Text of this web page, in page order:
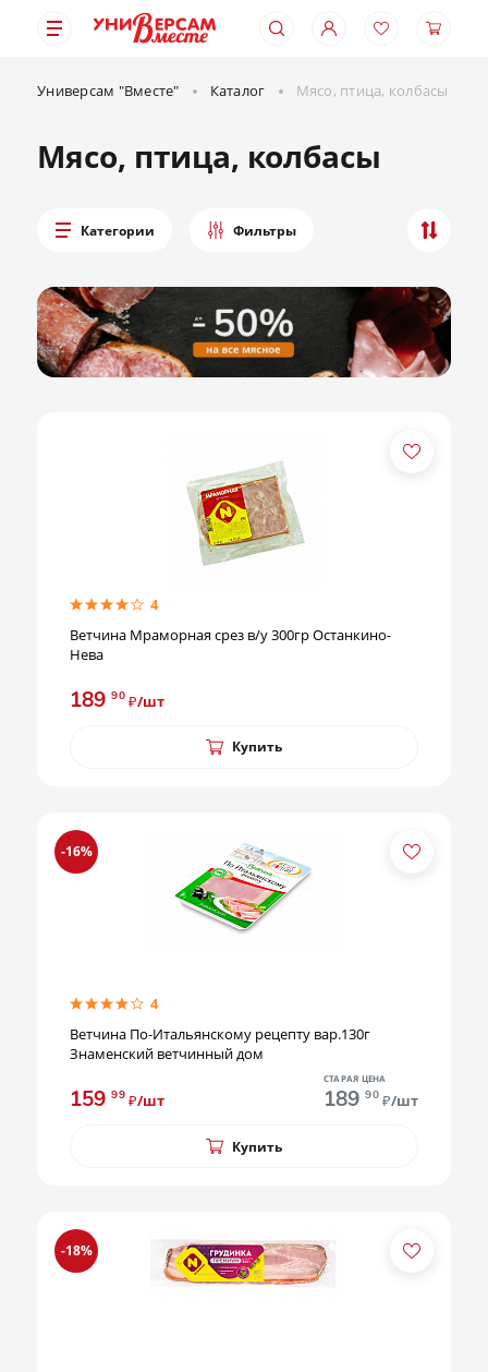
Универсам "Вместе" Каталог Мясо, птица, колбасы
Мясо, птица, колбасы
Категории Фильтры
4
Ветчина Мраморная срез в/у 300гр Останкино-
Нева
189 90 ₽/шт
Купить
-16%
4
Ветчина По-Итальянскому рецепту вар.130г
Знаменский ветчинный дом
159 99 ₽/шт
СТАРАЯ ЦЕНА
189 90 ₽/шт
Купить
-18%